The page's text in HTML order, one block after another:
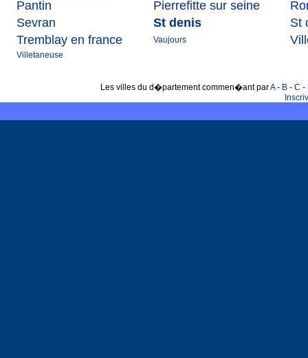
Pantin
Pierrefitte sur seine
Sevran
St denis
St
Tremblay en france
Vaujours
Villetaneuse
Les villes du d�partement commen�ant parA- B - C -